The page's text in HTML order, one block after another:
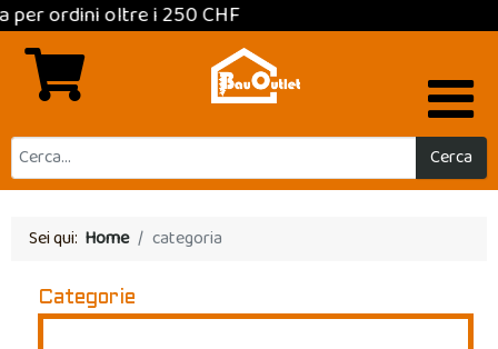
i 250 CHF
Cerca
Sei qui: Home categoria
Categorie